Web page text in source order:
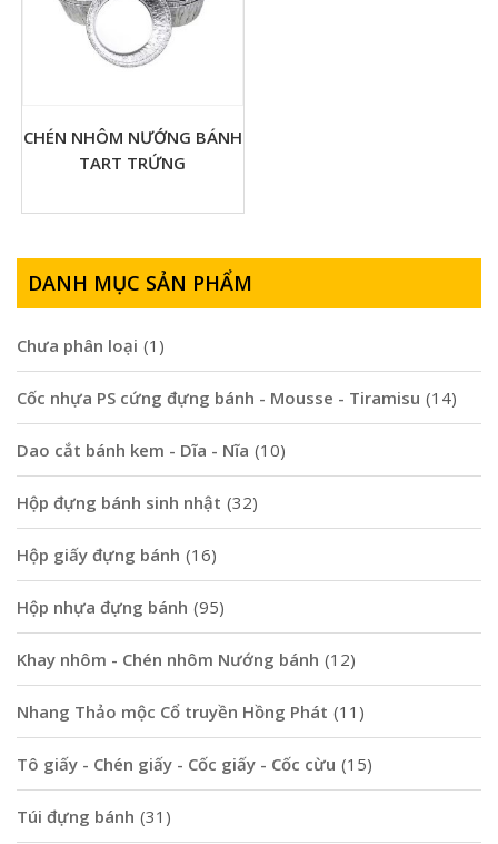
CHÉN NHÔM NƯỚNG BÁNH
TART TRỨNG
DANH MỤC SẢN PHẨM
Chưa phân loại (1)
Cốc nhựa PS cứng đựng bánh - Mousse - Tiramisu (14)
Dao cắt bánh kem - Dĩa - Nĩa (10)
Hộp đựng bánh sinh nhật (32)
Hộp giấy đựng bánh (16)
Hộp nhựa đựng bánh (95)
Khay nhôm - Chén nhôm Nướng bánh (12)
Nhang Thảo mộc Cổ truyền Hồng Phát (11)
Tô giấy - Chén giấy - Cốc giấy - Cốc cừu (15)
Túi đựng bánh (31)